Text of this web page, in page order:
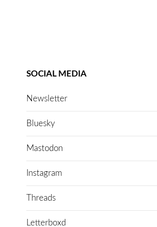
SOCIAL MEDIA
Newsletter
Bluesky
Mastodon
Instagram
Threads
Letterboxd